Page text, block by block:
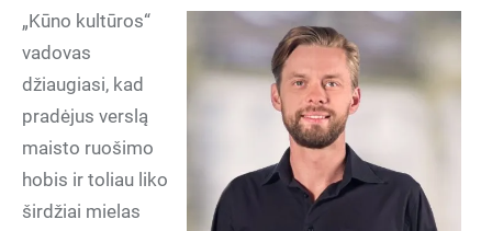
„Kūno kultūros“
vadovas
džiaugiasi, kad
pradėjus verslą
maisto ruošimo
hobis ir toliau liko
širdžiai mielas